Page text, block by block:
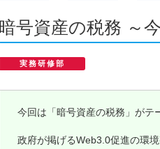
暗号資産の税務 ～
実務研修部
今回は「暗号資産の税務」がテ
政府が掲げるWeb3.0促進の環